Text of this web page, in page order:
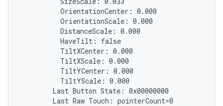
          OrientationCenter: 0.000
          OrientationScale: 0.000
          DistanceScale: 0.000
          HaveTilt: false
          TiltXCenter: 0.000
          TiltXScale: 0.000
          TiltYCenter: 0.000
          TiltYScale: 0.000
        Last Button State: 0x00000000
        Last Raw Touch: pointerCount=0